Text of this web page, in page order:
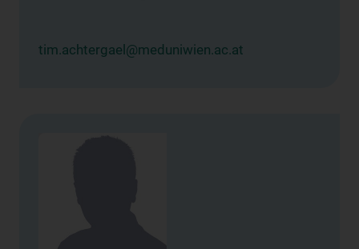
tim.achtergael@meduniwien.ac.at